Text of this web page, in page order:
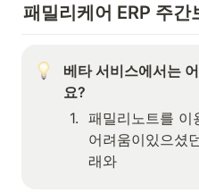
패밀리케어 ERP 주간
베타 서비스에서는
요?
1. 패밀리노트를 이
어려움이있으셨
래와